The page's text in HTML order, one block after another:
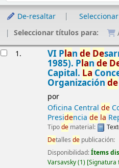
De-resaltar
Seleccionar títulos para:
1. VI Plan de De
1985). Plande
Capital.La
Organización de
por
Oficina Central de
Presidencia de la
Tipodematerial:
Detalles depublicación:
Disponibilidad:Ítems
Varsavsky(1) Signatura